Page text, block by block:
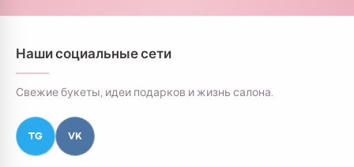
Наши социальные сети
Свежие букеты, идеи подарков и жизнь салона.
TG VK